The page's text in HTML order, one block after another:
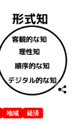
地域 経済